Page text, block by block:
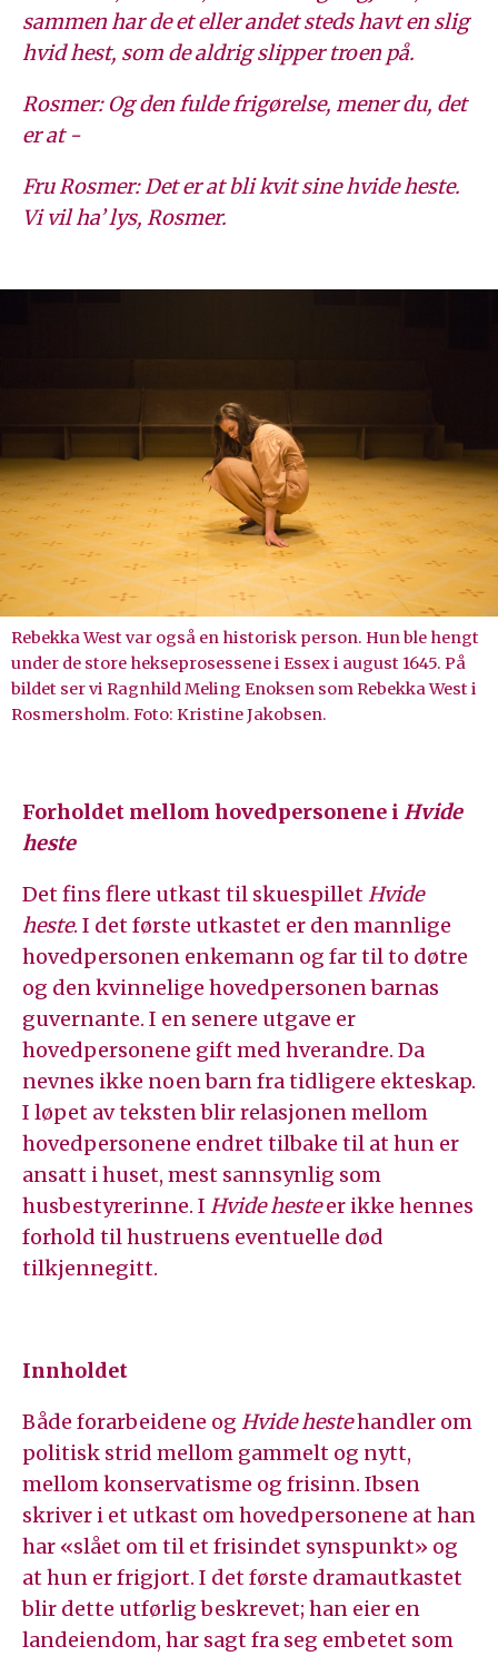
sammen har de et eller andet steds havt en slig
hvid hest, som de aldrig slipper troen på.
Rosmer: Og den fulde frigørelse, mener du, det
er at -
Fru Rosmer: Det er at bli kvit sine hvide heste.
Vi vil ha’ lys, Rosmer.
Rebekka West var også en historisk person. Hun ble hengt
under de store hekseprosessene i Essex i august 1645. På
bildet ser vi Ragnhild Meling Enoksen som Rebekka West i
Rosmersholm. Foto: Kristine Jakobsen.
Forholdet mellom hovedpersonene i Hvide
heste
Det fins flere utkast til skuespillet Hvide
heste. I det første utkastet er den mannlige
hovedpersonen enkemann og far til to døtre
og den kvinnelige hovedpersonen barnas
guvernante. I en senere utgave er
hovedpersonene gift med hverandre. Da
nevnes ikke noen barn fra tidligere ekteskap.
I løpet av teksten blir relasjonen mellom
hovedpersonene endret tilbake til at hun er
ansatt i huset, mest sannsynlig som
husbestyrerinne. I Hvide hesteer ikke hennes
forhold til hustruens eventuelle død
tilkjennegitt.
Innholdet
Både forarbeidene og Hvide hestehandler om
politisk strid mellom gammelt og nytt,
mellom konservatisme og frisinn. Ibsen
skriver i et utkast om hovedpersonene at han
har «slået om til et frisindet synspunkt» og
at hun er frigjort. I det første dramautkastet
blir dette utførlig beskrevet; han eier en
landeiendom, har sagt fra seg embetet som